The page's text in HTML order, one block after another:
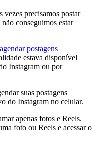
vezes precisamos postar
conseguimos estar
agendar postagens
estava disponível
Instagram ou por
suas postagens
do Instagram no celular.
apenas fotos e Reels.
foto ou Reels e acessar o